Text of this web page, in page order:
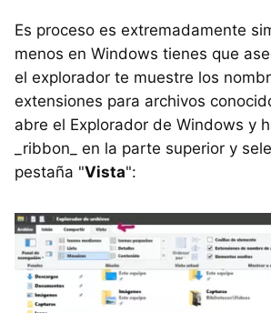
Es proceso es extremadamente
menos en Windows tienes que
el explorador te muestre los
extensiones para archivos
abre el Explorador de Windows y
_ribbon_ en la parte superior y
pestaña "Vista":